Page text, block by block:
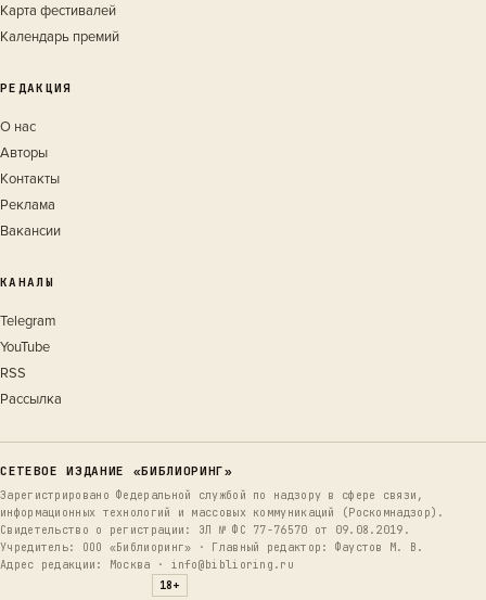
Карта фестивалей
Календарь премий
РЕДАКЦИЯ
О нас
Авторы
Контакты
Реклама
Вакансии
КАНАЛЫ
Telegram
YouTube
RSS
Рассылка
СЕТЕВОЕ ИЗДАНИЕ «БИБЛИОРИНГ»
Зарегистрировано Федеральной службой по надзору в сфере связи,
информационных технологий и массовых коммуникаций (Роскомнадзор).
Свидетельство о регистрации: ЭЛ № ФС 77-76570 от 09.08.2019.
Учредитель: ООО «Библиоринг» · Главный редактор: Фаустов М. В.
Адрес редакции: Москва · info@biblioring.ru
18+